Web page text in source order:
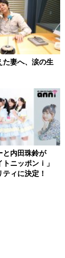
た妻へ、涙の生
と内田珠鈴が
トニッポンｉ」
ィに決定！